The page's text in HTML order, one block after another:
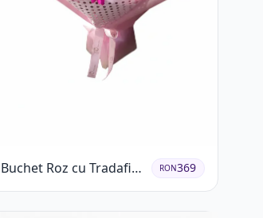
Buchet Roz cu Tradafiri
și Gerbera
RON369